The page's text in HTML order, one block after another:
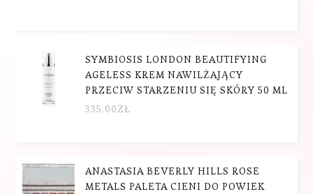
SYMBIOSIS LONDON BEAUTIFYING
AGELESS KREM NAWILŻAJĄCY
PRZECIW STARZENIU SIĘ SKÓRY 50 ML
335.00ZŁ
ANASTASIA BEVERLY HILLS ROSE
METALS PALETA CIENI DO POWIEK